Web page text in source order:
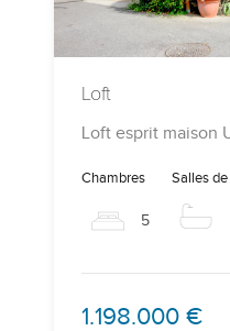
Loft
Loft esprit maison
Chambres
5
Salles
1.198.000 €